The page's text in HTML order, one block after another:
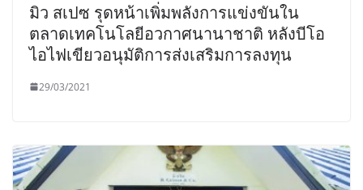
มิว สเปซ รุดหน้าเพิ่มพลังการแข่งขันใน
ตลาดเทคโนโลยีอวกาศนานาชาติ หลังบีโอ
ไอไฟเขียวอนุมัติการส่งเสริมการลงทุน
29/03/2021